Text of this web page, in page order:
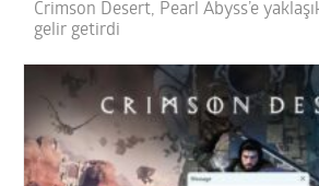
Crimson Desert, Pearl Abyss’e
gelir getirdi